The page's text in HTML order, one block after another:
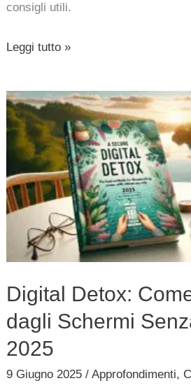
consigli utili.
Leggi tutto »
Digital Detox:
dagli Schermi
2025
9 Giugno 2025/Approfondimenti,
Digital
Detox:
Come
Scollegarsi
dagli
Schermi
Senza
Rischi
2025